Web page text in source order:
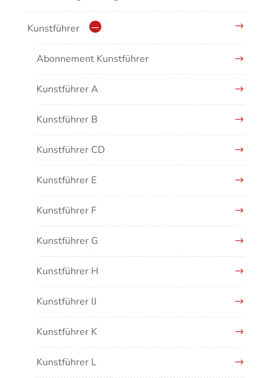
Moderne/Gegenwartskunst
Übergreifende Darstellungen
Kunstführer
Abonnement Kunstführer
Kunstführer A
Kunstführer B
Kunstführer CD
Kunstführer E
Kunstführer F
Kunstführer G
Kunstführer H
Kunstführer IJ
Kunstführer K
Kunstführer L